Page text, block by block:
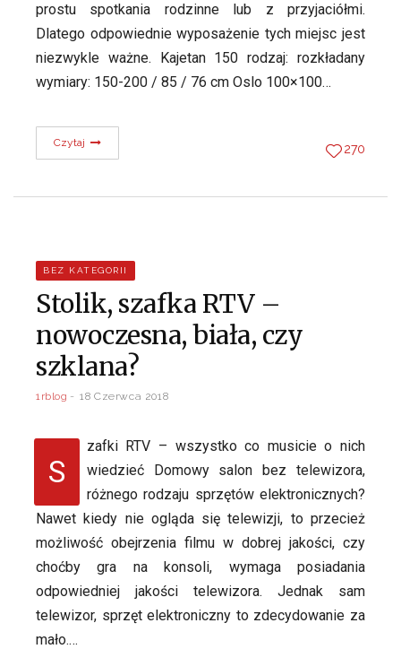
prostu spotkania rodzinne lub z przyjaciółmi.
Dlatego odpowiednie wyposażenie tych miejsc jest
niezwykle ważne. Kajetan 150 rodzaj: rozkładany
wymiary: 150-200 / 85 / 76 cm Oslo 100×100…
Czytaj 270
BEZ KATEGORII
Stolik, szafka RTV –
nowoczesna, biała, czy
szklana?
1rblog 18 Czerwca 2018
S
zafki RTV – wszystko co musicie o nich
wiedzieć Domowy salon bez telewizora,
różnego rodzaju sprzętów elektronicznych?
Nawet kiedy nie ogląda się telewizji, to przecież
możliwość obejrzenia filmu w dobrej jakości, czy
choćby gra na konsoli, wymaga posiadania
odpowiedniej jakości telewizora. Jednak sam
telewizor, sprzęt elektroniczny to zdecydowanie za
mało.…